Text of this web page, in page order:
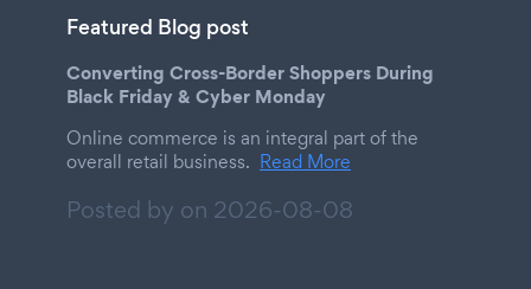
Featured Blog post
Converting Cross-Border Shoppers During
Black Friday & Cyber Monday
Online commerce is an integral part of the
overall retail business. Read More
Posted by on 2026-08-08